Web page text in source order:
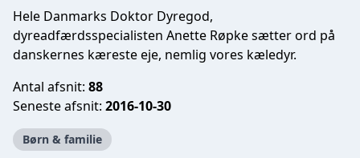
Hele Danmarks Doktor Dyregod,
dyreadfærdsspecialisten Anette Røpke sætter ord på
danskernes kæreste eje, nemlig vores kæledyr.
Antal afsnit: 88
Seneste afsnit: 2016-10-30
Børn & familie